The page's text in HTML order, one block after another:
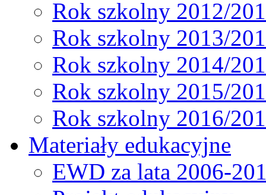
Rok szkolny 2012/
Rok szkolny 2013/
Rok szkolny 2014/
Rok szkolny 2015/
Rok szkolny 2016/
Materiały edukacyjne
EWD za lata 2006-